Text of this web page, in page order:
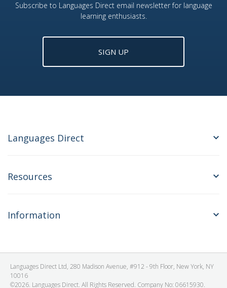
Subscribe to Languages Direct email newsletter for language
learning enthusiasts.
SIGN UP
Languages Direct
Resources
Information
Languages Direct Ltd, 280 Madison Avenue, #912 - 9th Floor, New York, NY
10016
©2026. Languages Direct. All Rights Reserved. Company No: 06615930.